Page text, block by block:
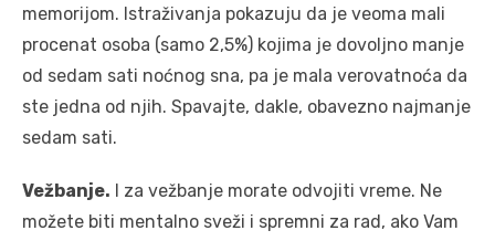
memorijom. Istraživanja pokazuju da je veoma mali
procenat osoba (samo 2,5%) kojima je dovoljno manje
od sedam sati noćnog sna, pa je mala verovatnoća da
ste jedna od njih. Spavajte, dakle, obavezno najmanje
sedam sati.
Vežbanje. I za vežbanje morate odvojiti vreme. Ne
možete biti mentalno sveži i spremni za rad, ako Vam